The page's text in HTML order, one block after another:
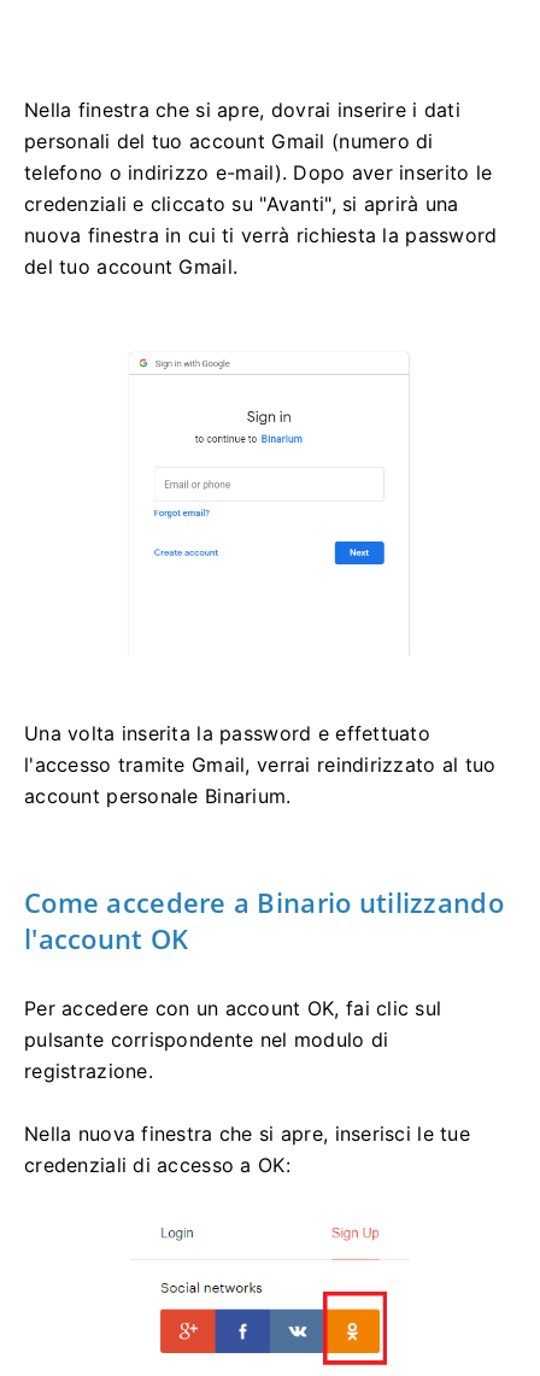
Nella finestra che si apre, dovrai inserire i dati
personali del tuo account Gmail (numero di
telefono o indirizzo e-mail). Dopo aver inserito le
credenziali e cliccato su "Avanti", si aprirà una
nuova finestra in cui ti verrà richiesta la password
del tuo account Gmail.
Una volta inserita la password e effettuato
l'accesso tramite Gmail, verrai reindirizzato al tuo
account personale Binarium.
Come accedere a Binario utilizzando
l'account OK
Per accedere con un account OK, fai clic sul
pulsante corrispondente nel modulo di
registrazione.
Nella nuova finestra che si apre, inserisci le tue
credenziali di accesso a OK: